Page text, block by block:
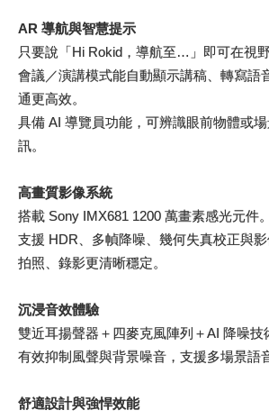
AR 導航與智慧提示
只要說「Hi Rokid，導航至…」即可在視野
會議／演講模式能自動顯示講稿、轉寫語
通更高效。
具備 AI 導覽員功能，可辨識眼前物體或
訊。
高畫質影像系統
搭載 Sony IMX681 1200 萬畫素感光元件。
支援 HDR、多幀降噪、幾何失真校正與影
拍照、錄影更清晰穩定。
沉浸音效體驗
雙近耳揚聲器＋四麥克風陣列＋AI 降噪技
有效抑制風聲與背景噪音，支援多場景語
舒適設計與強悍效能